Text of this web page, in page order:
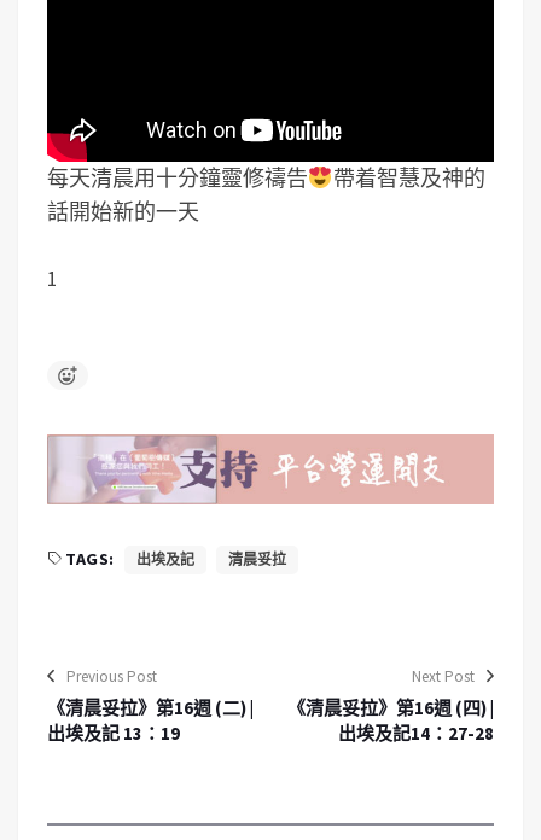
每天清晨用十分鐘靈修禱告
帶着智慧及神的
話開始新的一天
1
TAGS: 出埃及記 清晨妥拉
Previous Post
《清晨妥拉》第16週 (二) |
出埃及記 13：19
Next Post
《清晨妥拉》第16週 (四) |
出埃及記14：27-28